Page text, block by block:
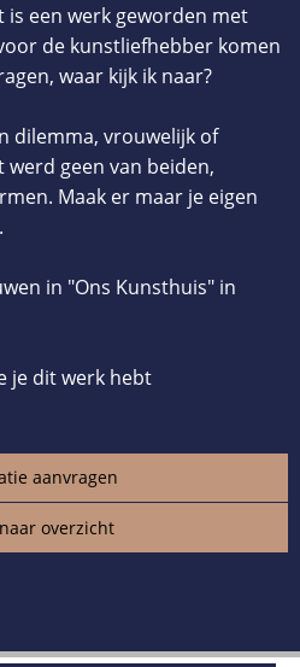
is een werk geworden met
de kunstliefhebber komen
waar kijk ik naar?
dilemma, vrouwelijk of
geen van beiden,
Maak er maar je eigen
in "Ons Kunsthuis" in
je dit werk hebt
aanvragen
overzicht